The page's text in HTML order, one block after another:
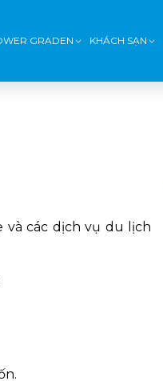
GRADEN KHÁCH SẠN
và các dịch vụ du lịch